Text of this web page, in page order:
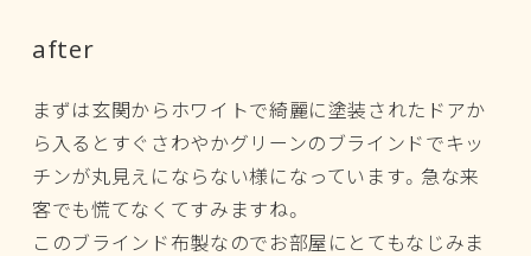
after
まずは玄関からホワイトで綺麗に塗装されたドアか
ら入るとすぐさわやかグリーンのブラインドでキッ
チンが丸見えにならない様になっています。急な来
客でも慌てなくてすみますね。
このブラインド布製なのでお部屋にとてもなじみま